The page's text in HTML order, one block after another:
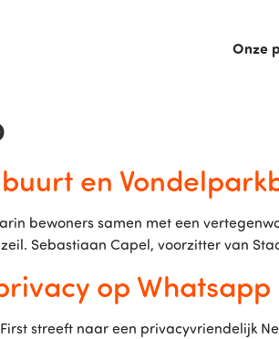
Onze
en
bewoners samen met een
Sebastiaan Capel, voorzitter van
op Whatsapp
streeft naar een privacyvriendelijk